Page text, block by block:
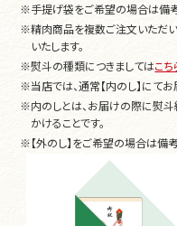
※手提げ袋をご希望の場合は備
※精肉商品を複数ご注文いただ
いたします。
※熨斗の種類につきましてはこち
※当店では、通常【内のし】にてお
※内のしとは、お届けの際に熨
かけることです。
※【外のし】をご希望の場合は備